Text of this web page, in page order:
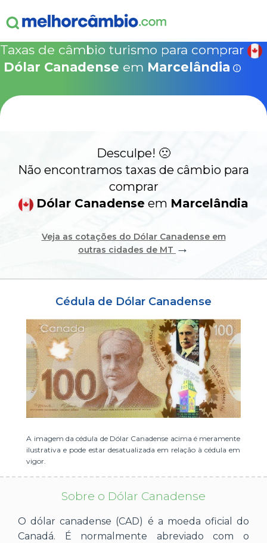
15% Seguro Viagem 15% Proteção de Bagagem
NOVA COTAÇÃO
CONTA INTERNACIONAL NOVO
Acesse sua conta:
BROKER DE OFERTAS
ou cadastre-se se ainda não tem registro:
Taxas de câmbio turismo para comprar
Dólar Canadense em Marcelândia
Desculpe! 🙁
Não encontramos taxas de câmbio para
comprar
Dólar Canadense em Marcelândia
Veja as cotações do Dólar Canadense em
outras cidades de MT →
Cédula de Dólar Canadense
A imagem da cédula de Dólar Canadense acima é meramente
ilustrativa e pode estar desatualizada em relação à cédula em
vigor.
Sobre o Dólar Canadense
O dólar canadense (CAD) é a moeda oficial do
Canadá. É normalmente abreviado com o